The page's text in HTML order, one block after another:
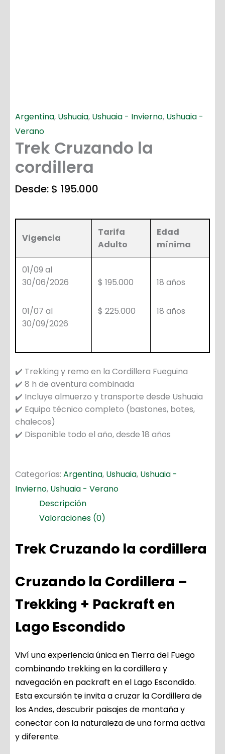
Argentina, Ushuaia, Ushuaia - Invierno, Ushuaia -
Verano
Trek Cruzando la
cordillera
Desde: $ 195.000
Vigencia
Tarifa
Adulto
Edad
mínima
01/09 al
30/06/2026
01/07 al
30/09/2026
$ 195.000
$ 225.000
18 años
18 años
✔️ Trekking y remo en la Cordillera Fueguina
✔️ 8 h de aventura combinada
✔️ Incluye almuerzo y transporte desde Ushuaia
✔️ Equipo técnico completo (bastones, botes,
chalecos)
✔️ Disponible todo el año, desde 18 años
Categorías: Argentina, Ushuaia, Ushuaia -
Invierno, Ushuaia - Verano
Descripción
Valoraciones (0)
Trek Cruzando la cordillera
Cruzando la Cordillera –
Trekking + Packraft en
Lago Escondido
Viví una experiencia única en Tierra del Fuego
combinando trekking en la cordillera y
navegación en packraft en el Lago Escondido.
Esta excursión te invita a cruzar la Cordillera de
los Andes, descubrir paisajes de montaña y
conectar con la naturaleza de una forma activa
y diferente.